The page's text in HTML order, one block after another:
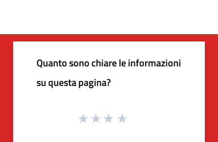
Quanto sono chiare le informazioni
su questa pagina?